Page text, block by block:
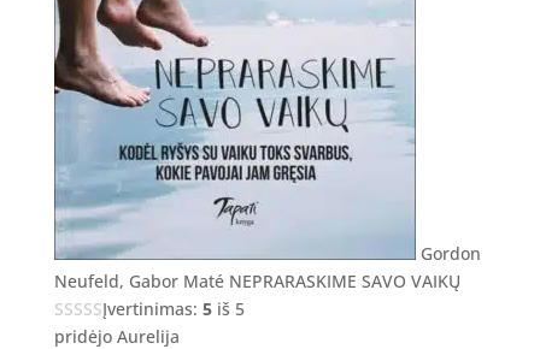
Gordon
Neufeld, Gabor Maté NEPRARASKIME SAVO VAIKŲ
Įvertinimas: 5iš 5
pridėjo Aurelija